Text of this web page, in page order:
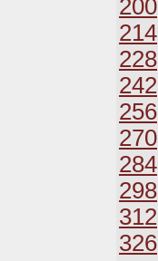
200
214
228
242
256
270
284
298
312
326